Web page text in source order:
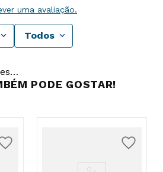
uma avaliação.
Todos
PODE GOSTAR!